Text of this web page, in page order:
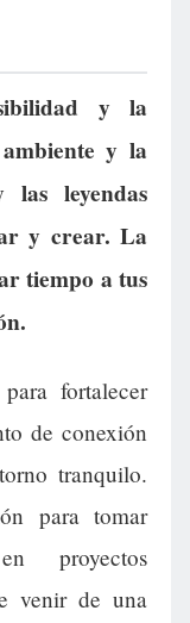
y la
y la
leyendas
y crear. La
tiempo a tus
fortalecer
de conexión
tranquilo.
para tomar
proyectos
venir de una